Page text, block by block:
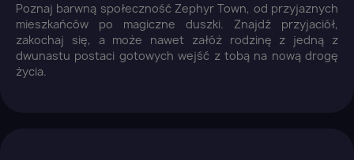
Poznaj barwną społeczność Zephyr Town, od przyjaznych
mieszkańców po magiczne duszki. Znajdź przyjaciół,
zakochaj się, a może nawet załóż rodzinę z jedną z
dwunastu postaci gotowych wejść z tobą na nową drogę
życia.